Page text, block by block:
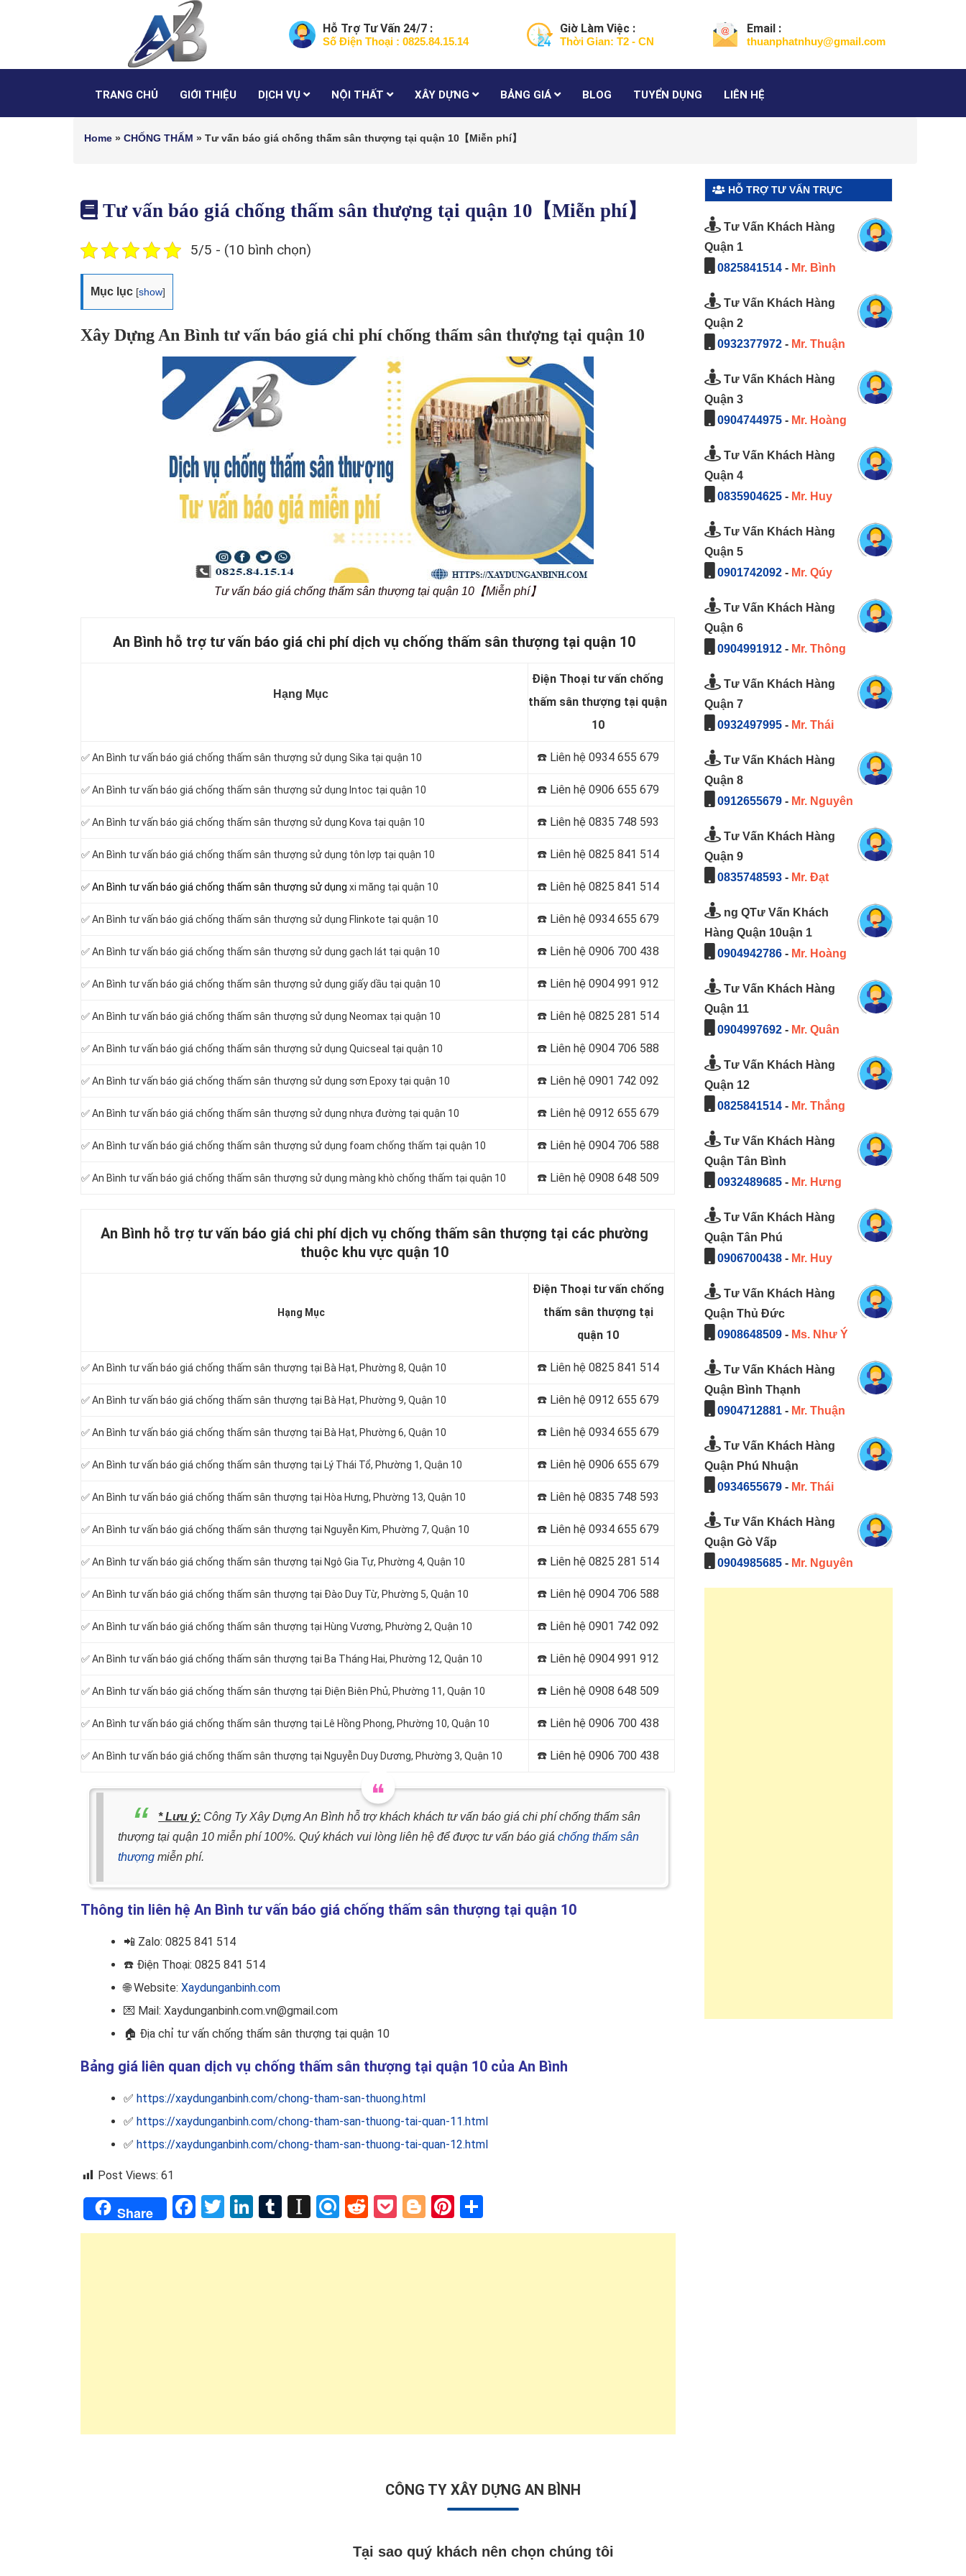
Hỗ Trợ Tư Vấn 24/7 :
Số Điện Thoại : 0825.84.15.14
Giờ Làm Việc :
Thời Gian: T2 - CN
Email :
thuanphatnhuy@gmail.com
TRANG CHỦ GIỚI THIỆU DỊCH VỤ NỘI THẤT XÂY DỰNG BẢNG GIÁ BLOG TUYỂN DỤNG LIÊN HỆ
Home » CHỐNG THẤM » Tư vấn báo giá chống thấm sân thượng tại quận 10【Miễn phí】
Tư vấn báo giá chống thấm sân thượng tại quận 10【Miễn phí】
5/5 - (10 bình chọn)
Mục lục [show]
Xây Dựng An Bình tư vấn báo giá chi phí chống thấm sân thượng tại quận 10
Tư vấn báo giá chống thấm sân thượng tại quận 10【Miễn phí】
An Bình hỗ trợ tư vấn báo giá chi phí dịch vụ chống thấm sân thượng tại quận 10
Hạng Mục
Điện Thoại tư vấn chống
thấm sân thượng tại quận
10
✅ An Bình tư vấn báo giá chống thấm sân thượng sử dụng Sika tại quận 10 ☎️ Liên hệ 0934 655 679
✅ An Bình tư vấn báo giá chống thấm sân thượng sử dụng Intoc tại quận 10 ☎️ Liên hệ 0906 655 679
✅ An Bình tư vấn báo giá chống thấm sân thượng sử dụng Kova tại quận 10 ☎️ Liên hệ 0835 748 593
✅ An Bình tư vấn báo giá chống thấm sân thượng sử dụng tôn lợp tại quận 10 ☎️ Liên hệ 0825 841 514
✅ An Bình tư vấn báo giá chống thấm sân thượng sử dụng xi măng tại quận 10 ☎️ Liên hệ 0825 841 514
✅ An Bình tư vấn báo giá chống thấm sân thượng sử dụng Flinkote tại quận 10 ☎️ Liên hệ 0934 655 679
✅ An Bình tư vấn báo giá chống thấm sân thượng sử dụng gạch lát tại quận 10 ☎️ Liên hệ 0906 700 438
✅ An Bình tư vấn báo giá chống thấm sân thượng sử dụng giấy dầu tại quận 10 ☎️ Liên hệ 0904 991 912
✅ An Bình tư vấn báo giá chống thấm sân thượng sử dụng Neomax tại quận 10 ☎️ Liên hệ 0825 281 514
✅ An Bình tư vấn báo giá chống thấm sân thượng sử dụng Quicseal tại quận 10 ☎️ Liên hệ 0904 706 588
✅ An Bình tư vấn báo giá chống thấm sân thượng sử dụng sơn Epoxy tại quận 10 ☎️ Liên hệ 0901 742 092
✅ An Bình tư vấn báo giá chống thấm sân thượng sử dụng nhựa đường tại quận 10 ☎️ Liên hệ 0912 655 679
✅ An Bình tư vấn báo giá chống thấm sân thượng sử dụng foam chống thấm tại quận 10 ☎️ Liên hệ 0904 706 588
✅ An Bình tư vấn báo giá chống thấm sân thượng sử dụng màng khò chống thấm tại quận 10 ☎️ Liên hệ 0908 648 509
An Bình hỗ trợ tư vấn báo giá chi phí dịch vụ chống thấm sân thượng tại các phường
thuộc khu vực quận 10
Hạng Mục
Điện Thoại tư vấn chống
thấm sân thượng tại
quận 10
✅ An Bình tư vấn báo giá chống thấm sân thượng tại Bà Hạt, Phường 8, Quận 10 ☎️ Liên hệ 0825 841 514
✅ An Bình tư vấn báo giá chống thấm sân thượng tại Bà Hạt, Phường 9, Quận 10 ☎️ Liên hệ 0912 655 679
✅ An Bình tư vấn báo giá chống thấm sân thượng tại Bà Hạt, Phường 6, Quận 10 ☎️ Liên hệ 0934 655 679
✅ An Bình tư vấn báo giá chống thấm sân thượng tại Lý Thái Tổ, Phường 1, Quận 10 ☎️ Liên hệ 0906 655 679
✅ An Bình tư vấn báo giá chống thấm sân thượng tại Hòa Hưng, Phường 13, Quận 10 ☎️ Liên hệ 0835 748 593
✅ An Bình tư vấn báo giá chống thấm sân thượng tại Nguyễn Kim, Phường 7, Quận 10 ☎️ Liên hệ 0934 655 679
✅ An Bình tư vấn báo giá chống thấm sân thượng tại Ngô Gia Tự, Phường 4, Quận 10 ☎️ Liên hệ 0825 281 514
✅ An Bình tư vấn báo giá chống thấm sân thượng tại Đào Duy Từ, Phường 5, Quận 10 ☎️ Liên hệ 0904 706 588
✅ An Bình tư vấn báo giá chống thấm sân thượng tại Hùng Vương, Phường 2, Quận 10 ☎️ Liên hệ 0901 742 092
✅ An Bình tư vấn báo giá chống thấm sân thượng tại Ba Tháng Hai, Phường 12, Quận 10 ☎️ Liên hệ 0904 991 912
✅ An Bình tư vấn báo giá chống thấm sân thượng tại Điện Biên Phủ, Phường 11, Quận 10 ☎️ Liên hệ 0908 648 509
✅ An Bình tư vấn báo giá chống thấm sân thượng tại Lê Hồng Phong, Phường 10, Quận 10 ☎️ Liên hệ 0906 700 438
✅ An Bình tư vấn báo giá chống thấm sân thượng tại Nguyễn Duy Dương, Phường 3, Quận 10 ☎️ Liên hệ 0906 700 438
* Lưu ý: Công Ty Xây Dựng An Bình hỗ trợ khách khách tư vấn báo giá chi phí chống thấm sân
thượng tại quận 10 miễn phí 100%. Quý khách vui lòng liên hệ để được tư vấn báo giá chống thấm sân
thượng miễn phí.
Thông tin liên hệ An Bình tư vấn báo giá chống thấm sân thượng tại quận 10
📲 Zalo: 0825 841 514
☎️ Điện Thoại: 0825 841 514
🌐 Website: Xaydunganbinh.com
💌 Mail: Xaydunganbinh.com.vn@gmail.com
🏠 Địa chỉ tư vấn chống thấm sân thượng tại quận 10
Bảng giá liên quan dịch vụ chống thấm sân thượng tại quận 10 của An Bình
✅ https://xaydunganbinh.com/chong-tham-san-thuong.html
✅ https://xaydunganbinh.com/chong-tham-san-thuong-tai-quan-11.html
✅ https://xaydunganbinh.com/chong-tham-san-thuong-tai-quan-12.html
Post Views: 61
Share Facebook
TwitterLinkedIn
Tumblr
Instapaper
RefindRedditPocket
BloggerPinterest
HỖ TRỢ TƯ VẤN TRỰC
Tư Vấn Khách Hàng
Quận 1
0825841514- Mr. Bình
Tư Vấn Khách Hàng
Quận 2
0932377972- Mr. Thuận
Tư Vấn Khách Hàng
Quận 3
0904744975- Mr. Hoàng
Tư Vấn Khách Hàng
Quận 4
0835904625- Mr. Huy
Tư Vấn Khách Hàng
Quận 5
0901742092- Mr. Qúy
Tư Vấn Khách Hàng
Quận 6
0904991912- Mr. Thông
Tư Vấn Khách Hàng
Quận 7
0932497995- Mr. Thái
Tư Vấn Khách Hàng
Quận 8
0912655679- Mr. Nguyên
Tư Vấn Khách Hàng
Quận 9
0835748593- Mr. Đạt
ng QTư Vấn Khách
Hàng Quận 10uận 1
0904942786- Mr. Hoàng
Tư Vấn Khách Hàng
Quận 11
0904997692- Mr. Quân
Tư Vấn Khách Hàng
Quận 12
0825841514- Mr. Thắng
Tư Vấn Khách Hàng
Quận Tân Bình
0932489685- Mr. Hưng
Tư Vấn Khách Hàng
Quận Tân Phú
0906700438- Mr. Huy
Tư Vấn Khách Hàng
Quận Thủ Đức
0908648509- Ms. Như Ý
Tư Vấn Khách Hàng
Quận Bình Thạnh
0904712881- Mr. Thuận
Tư Vấn Khách Hàng
Quận Phú Nhuận
0934655679- Mr. Thái
Tư Vấn Khách Hàng
Quận Gò Vấp
0904985685- Mr. Nguyên
CÔNG TY XÂY DỰNG AN BÌNH
Tại sao quý khách nên chọn chúng tôi